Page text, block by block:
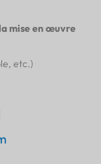
mise en œuvre
etc.)